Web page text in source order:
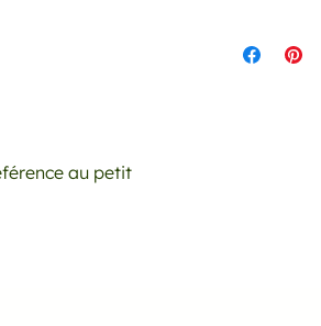
au petit